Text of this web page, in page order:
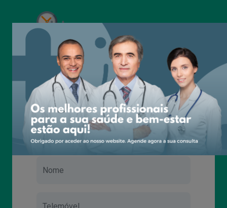
Sem Período de Carência
Pedido de contacto